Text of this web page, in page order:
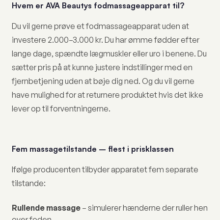
Hvem er AVA Beautys fodmassageapparat til?
Du vil gerne prøve et fodmassageapparat uden at
investere 2.000–3.000 kr. Du har ømme fødder efter
lange dage, spændte lægmuskler eller uro i benene. Du
sætter pris på at kunne justere indstillinger med en
fjernbetjening uden at bøje dig ned. Og du vil gerne
have mulighed for at returnere produktet hvis det ikke
lever op til forventningerne.
Fem massagetilstande – flest i prisklassen
Ifølge producenten tilbyder apparatet fem separate
tilstande:
Rullende massage – simulerer hænderne der ruller hen